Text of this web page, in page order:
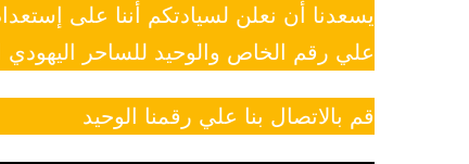
يسعدنا أن نعلن لسيادتكم أننا على
علي رقم الخاص والوحيد للساحر اليهودي
قم بالاتصال بنا علي رقمنا الوحيد